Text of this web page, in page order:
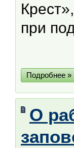
при
Подробнее »
О